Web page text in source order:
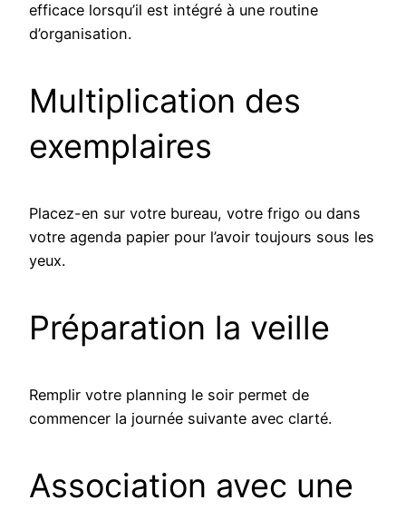
efficace lorsqu’il est intégré à une routine
d’organisation.
Multiplication des
exemplaires
Placez-en sur votre bureau, votre frigo ou dans
votre agenda papier pour l’avoir toujours sous les
yeux.
Préparation la veille
Remplir votre planning le soir permet de
commencer la journée suivante avec clarté.
Association avec une